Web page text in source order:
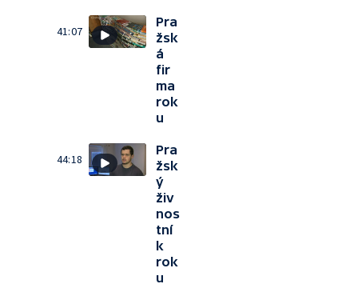
41:07
Pra
žsk
á
fir
ma
rok
u
44:18
Pra
žsk
ý
živ
nos
tní
k
rok
u